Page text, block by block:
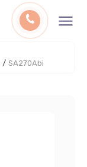
/ SA270Abi